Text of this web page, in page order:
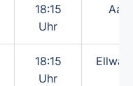
18:15
Uhr
18:15
Uhr